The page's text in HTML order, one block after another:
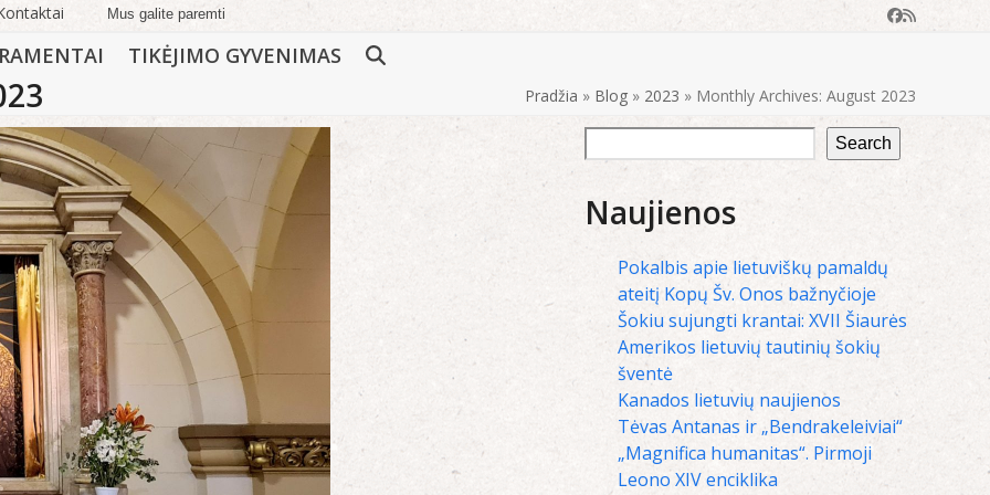
Mus galite paremti Facebook
RSS
TIKĖJIMO GYVENIMAS
Pradžia » Blog» 2023 » Monthly Archives: August 2023
Search
Naujienos
Pokalbis apie lietuviškų pamaldų
ateitį Kopų Šv. Onos bažnyčioje
Šokiu sujungti krantai: XVII Šiaurės
Amerikos lietuvių tautinių šokių
šventė
Kanados lietuvių naujienos
Tėvas Antanas ir „Bendrakeleiviai“
„Magnifica humanitas“. Pirmoji
Leono XIV enciklika